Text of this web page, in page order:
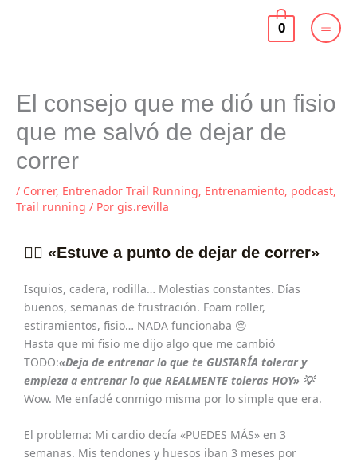
0
El consejo que me dió un fisio
que me salvó de dejar de
correr
/ Correr, Entrenador Trail Running, Entrenamiento, podcast,
Trail running / Por gis.revilla
🏃‍♀️ «Estuve a punto de dejar de correr»
Isquios, cadera, rodilla… Molestias constantes. Días
buenos, semanas de frustración. Foam roller,
estiramientos, fisio… NADA funcionaba 😔
Hasta que mi fisio me dijo algo que me cambió
TODO:«Deja de entrenar lo que te GUSTARÍA tolerar y
empieza a entrenar lo que REALMENTE toleras HOY» 💡
Wow. Me enfadé conmigo misma por lo simple que era.
El problema: Mi cardio decía «PUEDES MÁS» en 3
semanas. Mis tendones y huesos iban 3 meses por